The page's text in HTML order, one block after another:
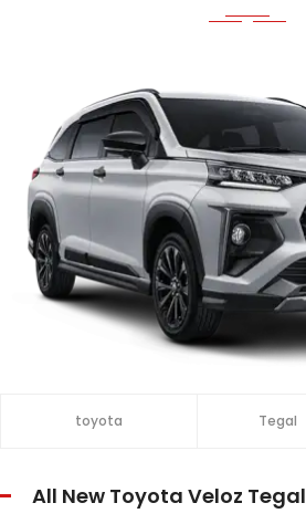
toyota Tegal
All New Toyota Veloz Tegal